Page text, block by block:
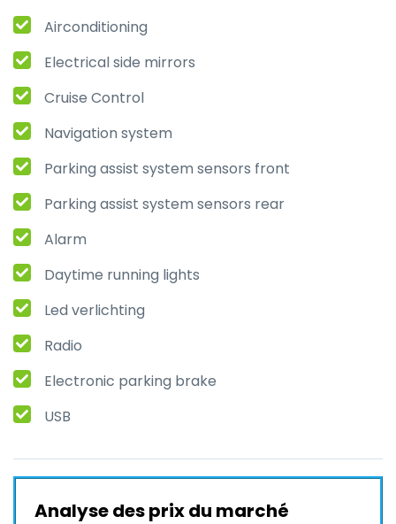
Airconditioning
Electrical side mirrors
Cruise Control
Navigation system
Parking assist system sensors front
Parking assist system sensors rear
Alarm
Daytime running lights
Led verlichting
Radio
Electronic parking brake
USB
Analyse des prix du marché